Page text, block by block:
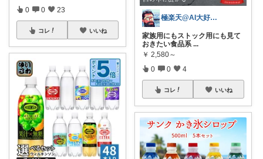
0 0 23
コレ いいね
極楽天@AI大好きおじさんｗ
家族用にもストック用にも見て
おきたい食品系 ...
￥ 2,580～
0 0 4
コレ いいね